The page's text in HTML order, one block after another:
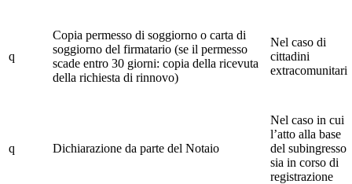
q
Copia permesso di soggiorno o carta di
soggiorno del firmatario (se il permesso
scade entro 30 giorni: copia della ricevuta
della richiesta di rinnovo)
Nel caso di
cittadini
extracomunitari
q Dichiarazione da parte del Notaio
Nel caso in cui
l’atto alla base
del subingresso
sia in corso di
registrazione